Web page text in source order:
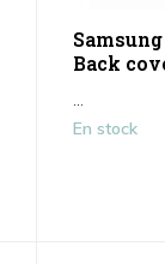
Back
...
En stock